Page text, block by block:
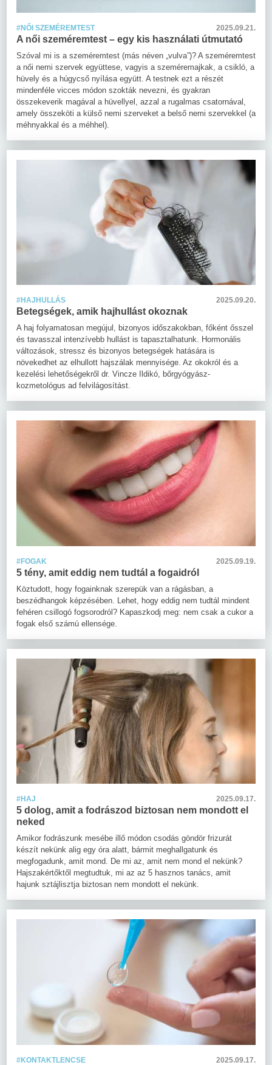
#NŐI SZEMÉREMTEST 2025.09.21.
A női szeméremtest – egy kis használati útmutató
Szóval mi is a szeméremtest (más néven „vulva”)? A szeméremtest
a női nemi szervek együttese, vagyis a szeméremajkak, a csikló, a
hüvely és a húgycső nyílása együtt. A testnek ezt a részét
mindenféle vicces módon szokták nevezni, és gyakran
összekeverik magával a hüvellyel, azzal a rugalmas csatornával,
amely összeköti a külső nemi szerveket a belső nemi szervekkel (a
méhnyakkal és a méhhel).
#HAJHULLÁS 2025.09.20.
Betegségek, amik hajhullást okoznak
A haj folyamatosan megújul, bizonyos időszakokban, főként ősszel
és tavasszal intenzívebb hullást is tapasztalhatunk. Hormonális
változások, stressz és bizonyos betegségek hatására is
növekedhet az elhullott hajszálak mennyisége. Az okokról és a
kezelési lehetőségekről dr. Vincze Ildikó, bőrgyógyász-
kozmetológus ad felvilágosítást.
#FOGAK 2025.09.19.
5 tény, amit eddig nem tudtál a fogaidról
Köztudott, hogy fogainknak szerepük van a rágásban, a
beszédhangok képzésében. Lehet, hogy eddig nem tudtál mindent
fehéren csillogó fogsorodról? Kapaszkodj meg: nem csak a cukor a
fogak első számú ellensége.
#HAJ 2025.09.17.
5 dolog, amit a fodrászod biztosan nem mondott el
neked
Amikor fodrászunk mesébe illő módon csodás göndör frizurát
készít nekünk alig egy óra alatt, bármit meghallgatunk és
megfogadunk, amit mond. De mi az, amit nem mond el nekünk?
Hajszakértőktől megtudtuk, mi az az 5 hasznos tanács, amit
hajunk sztájlisztja biztosan nem mondott el nekünk.
#KONTAKTLENCSE 2025.09.17.